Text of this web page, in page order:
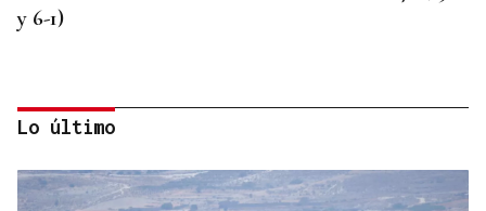
y 6-1)
Lo último